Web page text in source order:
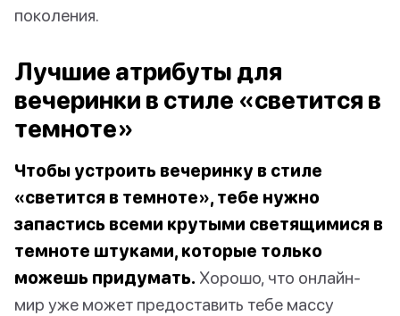
поколения.
Лучшие атрибуты для
вечеринки в стиле «светится в
темноте»
Чтобы устроить вечеринку в стиле
«светится в темноте», тебе нужно
запастись всеми крутыми светящимися в
темноте штуками, которые только
можешь придумать. Хорошо, что онлайн-
мир уже может предоставить тебе массу